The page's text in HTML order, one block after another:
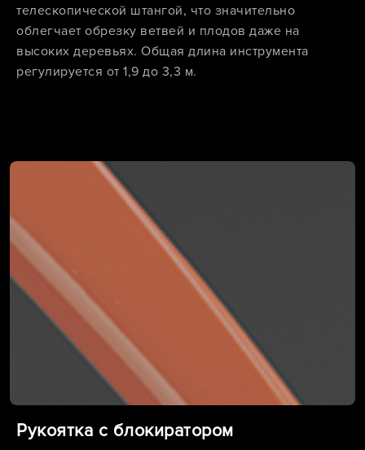
телескопической штангой, что значительно
облегчает обрезку ветвей и плодов даже на
высоких деревьях. Общая длина инструмента
регулируется от 1,9 до 3,3 м.
Рукоятка с блокиратором